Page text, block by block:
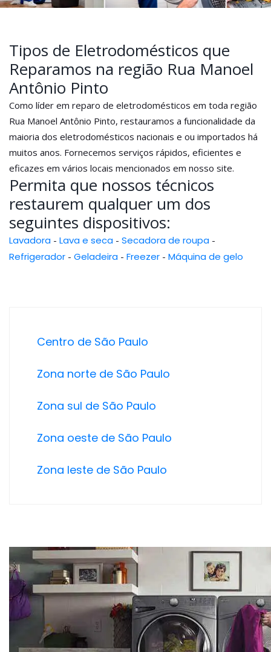
Tipos de Eletrodomésticos que
Reparamos na região Rua Manoel
Antônio Pinto
Como líder em reparo de eletrodomésticos em toda região
Rua Manoel Antônio Pinto, restauramos a funcionalidade da
maioria dos eletrodomésticos nacionais e ou importados há
muitos anos. Fornecemos serviços rápidos, eficientes e
eficazes em vários locais mencionados em nosso site.
Permita que nossos técnicos
restaurem qualquer um dos
seguintes dispositivos:
Lavadora - Lava e seca - Secadora de roupa -
Refrigerador - Geladeira - Freezer - Máquina de gelo
Centro de São Paulo
Zona norte de São Paulo
Zona sul de São Paulo
Zona oeste de São Paulo
Zona leste de São Paulo